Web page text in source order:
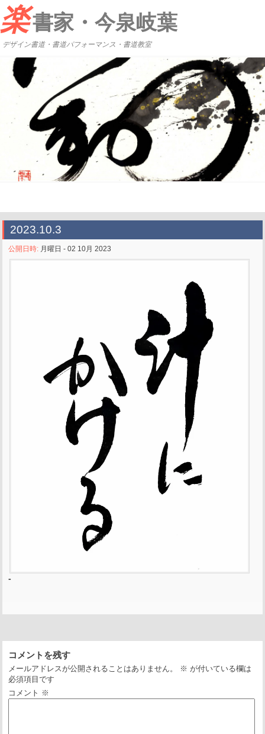
楽書家・今泉岐葉
デザイン書道・書道パフォーマンス・書道教室
2023.10.3
公開日時: 月曜日 - 02 10月 2023
-
コメントを残す
メールアドレスが公開されることはありません。 ※ が付いている欄は
必須項目です
コメント ※